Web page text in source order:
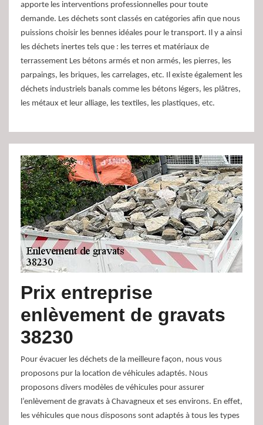
apporte les interventions professionnelles pour toute
demande. Les déchets sont classés en catégories afin que nous
puissions choisir les bennes idéales pour le transport. Il y a ainsi
les déchets inertes tels que : les terres et matériaux de
terrassement Les bétons armés et non armés, les pierres, les
parpaings, les briques, les carrelages, etc. Il existe également les
déchets industriels banals comme les bétons légers, les plâtres,
les métaux et leur alliage, les textiles, les plastiques, etc.
Prix entreprise
enlèvement de gravats
38230
Pour évacuer les déchets de la meilleure façon, nous vous
proposons pur la location de véhicules adaptés. Nous
proposons divers modèles de véhicules pour assurer
l’enlèvement de gravats à Chavagneux et ses environs. En effet,
les véhicules que nous disposons sont adaptés à tous les types